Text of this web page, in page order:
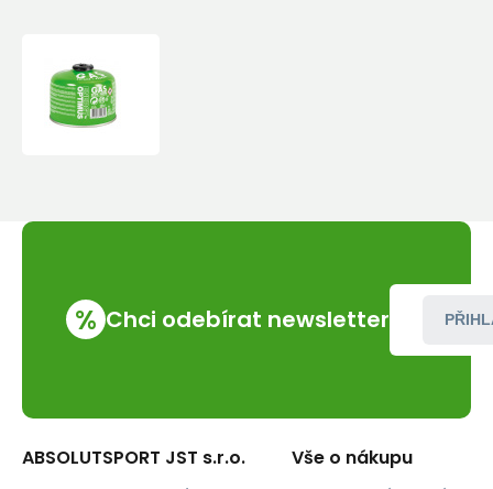
% Chci odebírat newsletter
ABSOLUTSPORT JST s.r.o. Vše o nákupu